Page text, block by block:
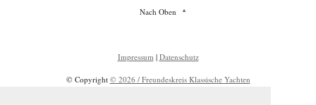
Nach Oben
Impressum | Datenschutz
© Copyright © 2026 / Freundeskreis Klassische Yachten